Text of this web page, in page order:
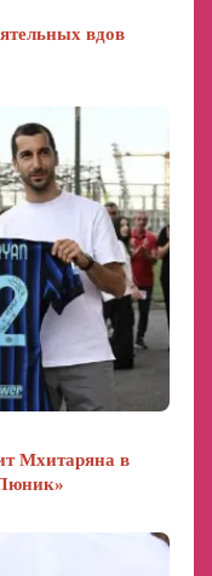
вдов
Мхитаряна в